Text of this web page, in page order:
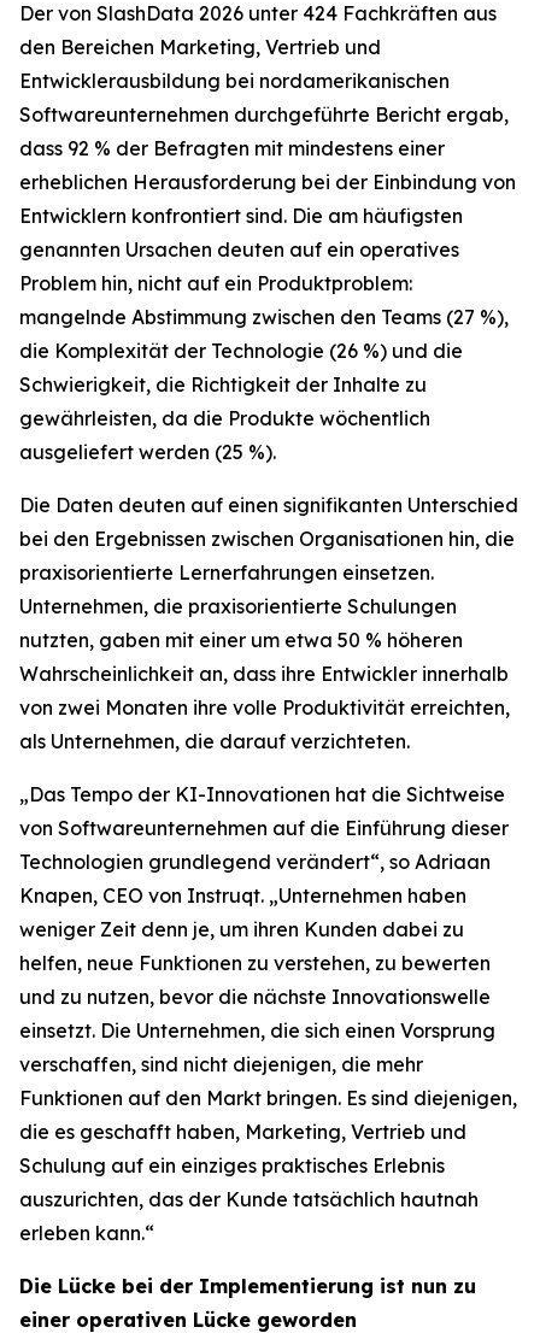
Der von SlashData 2026 unter 424 Fachkräften aus
den Bereichen Marketing, Vertrieb und
Entwicklerausbildung bei nordamerikanischen
Softwareunternehmen durchgeführte Bericht ergab,
dass 92 % der Befragten mit mindestens einer
erheblichen Herausforderung bei der Einbindung von
Entwicklern konfrontiert sind. Die am häufigsten
genannten Ursachen deuten auf ein operatives
Problem hin, nicht auf ein Produktproblem:
mangelnde Abstimmung zwischen den Teams (27 %),
die Komplexität der Technologie (26 %) und die
Schwierigkeit, die Richtigkeit der Inhalte zu
gewährleisten, da die Produkte wöchentlich
ausgeliefert werden (25 %).
Die Daten deuten auf einen signifikanten Unterschied
bei den Ergebnissen zwischen Organisationen hin, die
praxisorientierte Lernerfahrungen einsetzen.
Unternehmen, die praxisorientierte Schulungen
nutzten, gaben mit einer um etwa 50 % höheren
Wahrscheinlichkeit an, dass ihre Entwickler innerhalb
von zwei Monaten ihre volle Produktivität erreichten,
als Unternehmen, die darauf verzichteten.
„Das Tempo der KI-Innovationen hat die Sichtweise
von Softwareunternehmen auf die Einführung dieser
Technologien grundlegend verändert“, so Adriaan
Knapen, CEO von Instruqt. „Unternehmen haben
weniger Zeit denn je, um ihren Kunden dabei zu
helfen, neue Funktionen zu verstehen, zu bewerten
und zu nutzen, bevor die nächste Innovationswelle
einsetzt. Die Unternehmen, die sich einen Vorsprung
verschaffen, sind nicht diejenigen, die mehr
Funktionen auf den Markt bringen. Es sind diejenigen,
die es geschafft haben, Marketing, Vertrieb und
Schulung auf ein einziges praktisches Erlebnis
auszurichten, das der Kunde tatsächlich hautnah
erleben kann.“
Die Lücke bei der Implementierung ist nun zu
einer operativen Lücke geworden